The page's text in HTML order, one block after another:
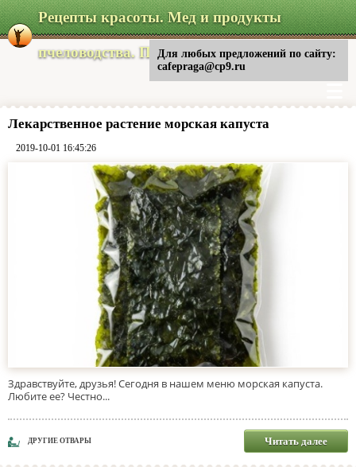
Рецепты красоты. Мед и продукты
пчеловодства. Питание
Лекарственное растение морская капуста
2019-10-01 16:45:26
Здравствуйте, друзья! Сегодня в нашем меню морская капуста.
Любите ее? Честно...
ДРУГИЕ ОТВАРЫ Читать далее
Для любых предложений по сайту:
cafepraga@cp9.ru